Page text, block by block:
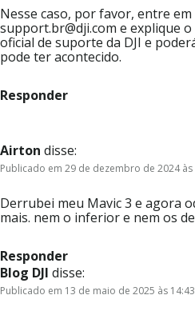
Nesse caso, por favor, entre
support.br@dji.com e explique
oficial de suporte da DJI e
pode ter acontecido.
Responder
Airton disse:
Publicado em 29 de dezembro de 2024 às
Derrubei meu Mavic 3 e agora
mais. nem o inferior e nem os
Responder
Blog DJI disse:
Publicado em 13 de maio de 2025 às 14:43